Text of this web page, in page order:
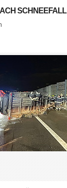
SCHNEEFALL